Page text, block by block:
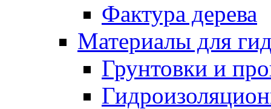
Фактура дерева
Материалы для
Грунтовки и